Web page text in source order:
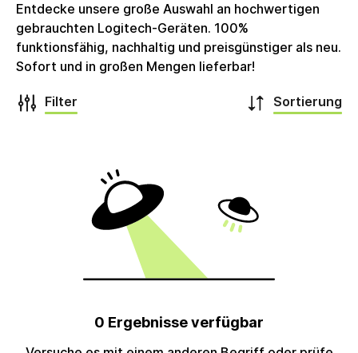
Entdecke unsere große Auswahl an hochwertigen
gebrauchten Logitech-Geräten. 100%
funktionsfähig, nachhaltig und preisgünstiger als neu.
Sofort und in großen Mengen lieferbar!
Filter Sortierung
0 Ergebnisse verfügbar